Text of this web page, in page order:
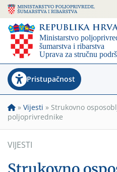
Pristupačnost
» Vijesti » Strukovno
poljoprivrednike
VIJESTI